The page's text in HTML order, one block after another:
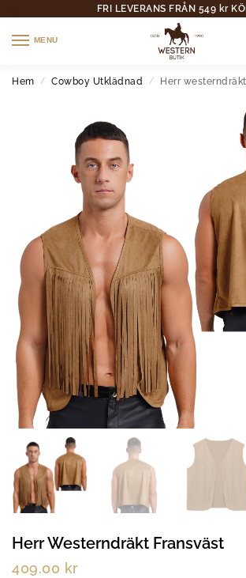
FRI LEVERANS FRÅN 549 kr
MENU
Hem / Cowboy Utklädnad / Herr
Herr Westerndräkt Fransväst
409.00 kr